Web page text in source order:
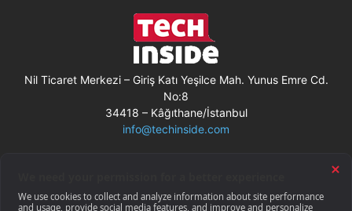
Nil Ticaret Merkezi – Giriş Katı Yeşilce Mah. Yunus Emre Cd.
No:8
34418 – Kâğıthane/İstanbul
info@techinside.com
Gizlilik Bildirimi
RSS